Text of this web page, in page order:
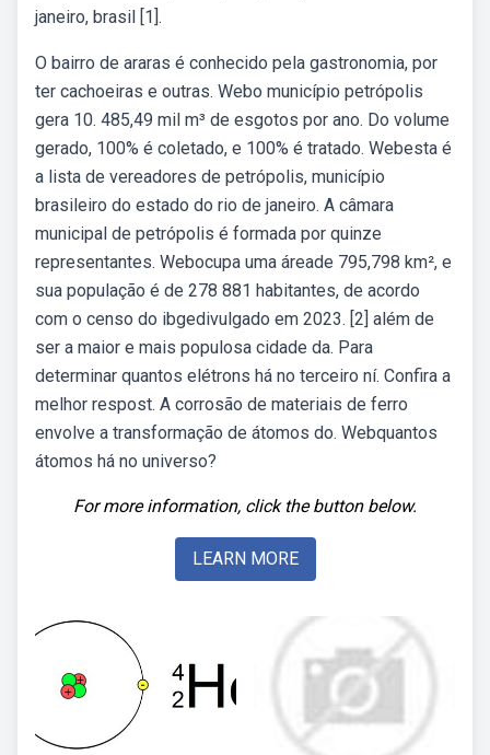
janeiro, brasil [1].
O bairro de araras é conhecido pela gastronomia, por
ter cachoeiras e outras. Webo município petrópolis
gera 10. 485,49 mil m³ de esgotos por ano. Do volume
gerado, 100% é coletado, e 100% é tratado. Webesta é
a lista de vereadores de petrópolis, município
brasileiro do estado do rio de janeiro. A câmara
municipal de petrópolis é formada por quinze
representantes. Webocupa uma áreade 795,798 km², e
sua população é de 278 881 habitantes, de acordo
com o censo do ibgedivulgado em 2023. [2] além de
ser a maior e mais populosa cidade da. Para
determinar quantos elétrons há no terceiro ní. Confira a
melhor respost. A corrosão de materiais de ferro
envolve a transformação de átomos do. Webquantos
átomos há no universo?
For more information, click the button below.
LEARN MORE